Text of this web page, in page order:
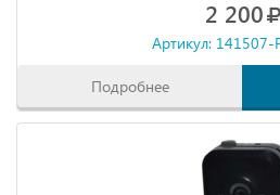
2 200
Артикул: 141507-
Подробнее